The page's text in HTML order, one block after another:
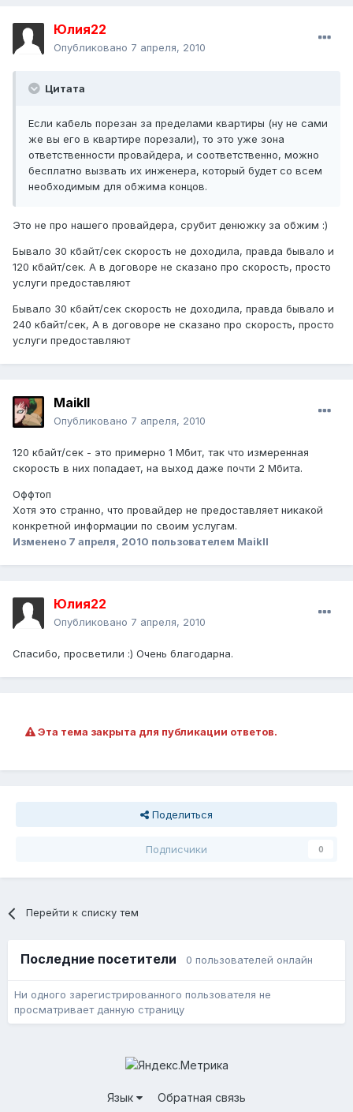
Юлия22
Опубликовано 7 апреля, 2010
Цитата
Если кабель порезан за пределами квартиры (ну не сами
же вы его в квартире порезали), то это уже зона
ответственности провайдера, и соответственно, можно
бесплатно вызвать их инженера, который будет со всем
необходимым для обжима концов.
Это не про нашего провайдера, срубит денюжку за обжим :)
Бывало 30 кбайт/сек скорость не доходила, правда бывало и
120 кбайт/сек. А в договоре не сказано про скорость, просто
услуги предоставляют
Бывало 30 кбайт/сек скорость не доходила, правда бывало и
240 кбайт/сек, А в договоре не сказано про скорость, просто
услуги предоставляют
Maikll
Опубликовано 7 апреля, 2010
120 кбайт/сек - это примерно 1 Мбит, так что измеренная
скорость в них попадает, на выход даже почти 2 Мбита.
Оффтоп
Хотя это странно, что провайдер не предоставляет никакой
конкретной информации по своим услугам.
Изменено 7 апреля, 2010 пользователем Maikll
Юлия22
Опубликовано 7 апреля, 2010
Спасибо, просветили :) Очень благодарна.
Эта тема закрыта для публикации ответов.
Поделиться
Подписчики 0
Перейти к списку тем
Последние посетители 0 пользователей онлайн
Ни одного зарегистрированного пользователя не
просматривает данную страницу
Язык Обратная связь